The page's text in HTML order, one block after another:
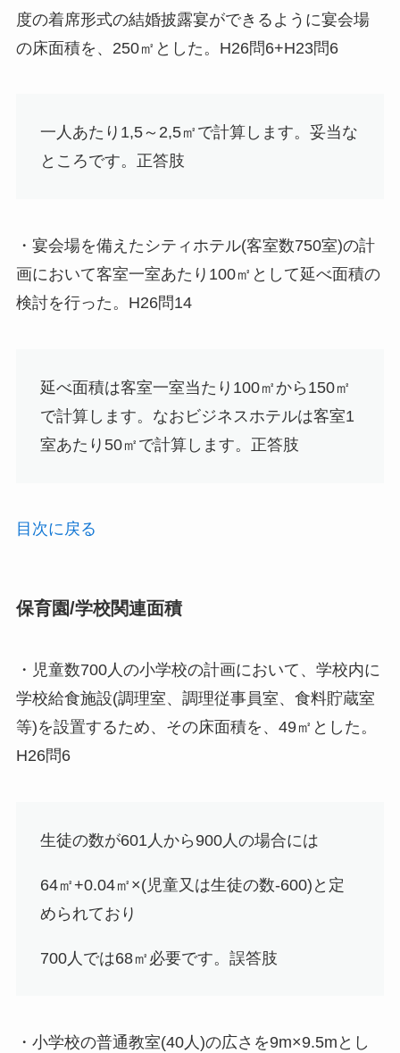
度の着席形式の結婚披露宴ができるように宴会場
の床面積を、250㎡とした。H26問6+H23問6
一人あたり1,5～2,5㎡で計算します。妥当な
ところです。 正答肢
・宴会場を備えたシティホテル(客室数750室)の計
画において客室一室あたり100㎡として延べ面積の
検討を行った。H26問14
延べ面積は客室一室当たり100㎡から150㎡
で計算します。なおビジネスホテルは客室1
室あたり50㎡で計算します。 正答肢
目次に戻る
保育園/学校関連面積
・児童数700人の小学校の計画において、学校内に
学校給食施設(調理室、調理従事員室、食料貯蔵室
等)を設置するため、その床面積を、49㎡とした。
H26問6
生徒の数が601人から900人の場合には
64㎡+0.04㎡×(児童又は生徒の数-600)と定
められており
700人では68㎡必要です。 誤答肢
・小学校の普通教室(40人)の広さを9m×9.5mとし